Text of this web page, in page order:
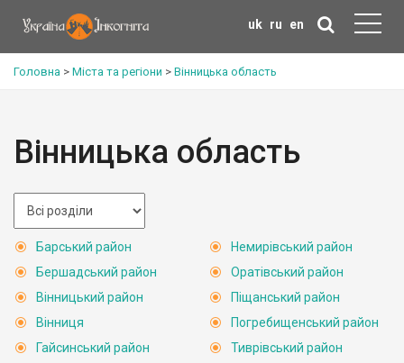
uk ru en
Головна > Міста та регіони > Вінницька область
Вінницька область
Барський район
Бершадський район
Вінницький район
Вінниця
Гайсинський район
Немирівський район
Оратівський район
Піщанський район
Погребищенський район
Тиврівський район